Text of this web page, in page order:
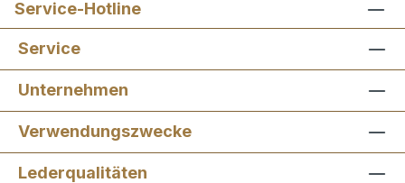
Service-Hotline
Service
Unternehmen
Verwendungszwecke
Lederqualitäten